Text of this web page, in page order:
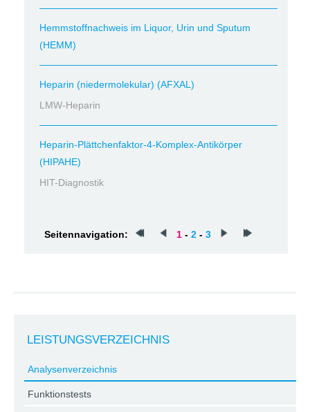
Hemmstoffnachweis im Liquor, Urin und Sputum
(HEMM)
Heparin (niedermolekular) (AFXAL)
LMW-Heparin
Heparin-Plättchenfaktor-4-Komplex-Antikörper
(HIPAHE)
HIT-Diagnostik
Seitennavigation: 1 - 2 - 3
LEISTUNGSVERZEICHNIS
Analysenverzeichnis
Funktionstests